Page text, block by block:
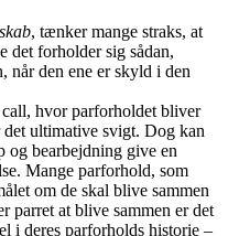
, tænker mange straks, at
det forholder sig sådan,
når den ene er skyld i den
hvor parforholdet bliver
ultimative svigt. Dog kan
og bearbejdning give en
Mange parforhold, som
om de skal blive sammen
parret at blive sammen er det
i deres parforholds historie –